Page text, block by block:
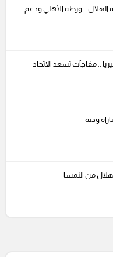
الهلال .. ورطة الأهلي ودعم
.. مفاجآت تسعد الاتحاد
من النمسا